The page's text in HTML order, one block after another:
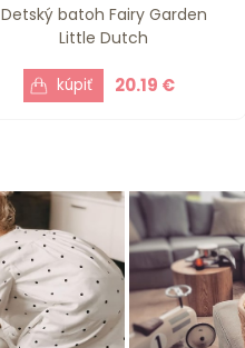
Detský batoh Fairy Garden
Little Dutch
20.19 €